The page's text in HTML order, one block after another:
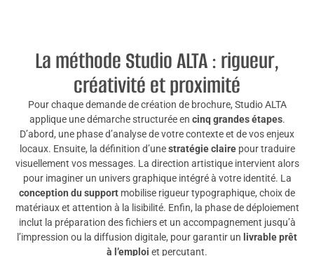
La méthode Studio ALTA : rigueur,
créativité et proximité
Pour chaque demande de création de brochure, Studio ALTA
applique une démarche structurée en cinq grandes étapes.
D’abord, une phase d’analyse de votre contexte et de vos enjeux
locaux. Ensuite, la définition d’unestratégie clairepour traduire
visuellement vos messages. La direction artistique intervient alors
pour imaginer un univers graphique intégré à votre identité. La
conception du support mobilise rigueur typographique, choix de
matériaux et attention à la lisibilité. Enfin, la phase de déploiement
inclut la préparation des fichiers et un accompagnement jusqu’à
l’impression ou la diffusion digitale, pour garantir un livrable prêt
à l’emploi et percutant.